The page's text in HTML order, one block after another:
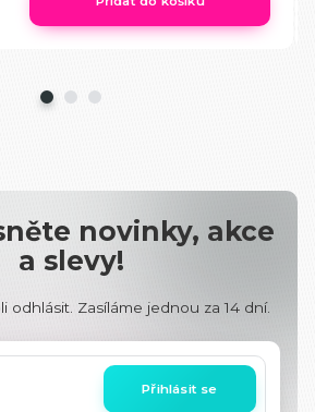
novinky, akce
a slevy!
odhlásit. Zasíláme jednou za 14 dní.
Přihlásit se